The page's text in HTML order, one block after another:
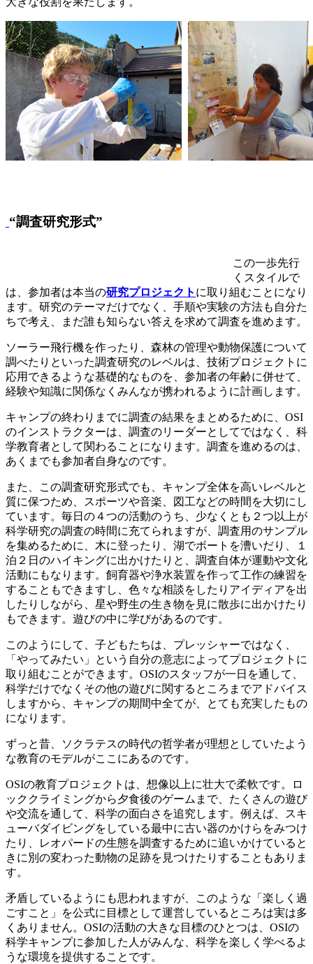
“調査研究形式”
この一歩先行
くスタイルで
は、参加者は本当の研究プロジェクト に取り組むことになり
ます。研究のテーマだけでなく、手順や実験の方法も自分た
ちで考え、まだ誰も知らない答えを求めて調査を進めます。
ソーラー飛行機を作ったり、森林の管理や動物保護について
調べたりといった調査研究のレベルは、技術プロジェクトに
応用できるような基礎的なものを、参加者の年齢に併せて、
経験や知識に関係なくみんなが携われるように計画します。
キャンプの終わりまでに調査の結果をまとめるために、OSI
のインストラクターは、調査のリーダーとしてではなく、科
学教育者として関わることになります。調査を進めるのは、
あくまでも参加者自身なのです。
また、この調査研究形式でも、キャンプ全体を高いレベルと
質に保つため、スポーツや音楽、図工などの時間を大切にし
ています。毎日の４つの活動のうち、少なくとも２つ以上が
科学研究の調査の時間に充てられますが、調査用のサンプル
を集めるために、木に登ったり、湖でボートを漕いだり、１
泊２日のハイキングに出かけたりと、調査自体が運動や文化
活動にもなります。飼育器や浄水装置を作って工作の練習を
することもできますし、色々な相談をしたりアイディアを出
したりしながら、星や野生の生き物を見に散歩に出かけたり
もできます。遊びの中に学びがあるのです。
このようにして、子どもたちは、プレッシャーではなく、
「やってみたい」という自分の意志によってプロジェクトに
取り組むことができます。OSIのスタッフが一日を通して、
科学だけでなくその他の遊びに関するところまでアドバイス
しますから、キャンプの期間中全てが、とても充実したもの
になります。
ずっと昔、ソクラテスの時代の哲学者が理想としていたよう
な教育のモデルがここにあるのです。
OSIの教育プロジェクトは、想像以上に壮大で柔軟です。ロ
ッククライミングから夕食後のゲームまで、たくさんの遊び
や交流を通して、科学の面白さを追究します。例えば、スキ
ューバダイビングをしている最中に古い器のかけらをみつけ
たり、レオパードの生態を調査するために追いかけていると
きに別の変わった動物の足跡を見つけたりすることもありま
す。
矛盾しているようにも思われますが、このような「楽しく過
ごすこと」を公式に目標として運営しているところは実は多
くありません。OSIの活動の大きな目標のひとつは、OSIの
科学キャンプに参加した人がみんな、科学を楽しく学べるよ
うな環境を提供することです。